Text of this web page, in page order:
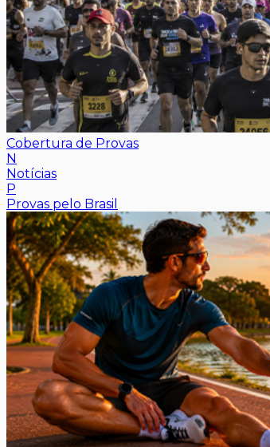
Cobertura de Provas
N
Notícias
P
Provas pelo Brasil